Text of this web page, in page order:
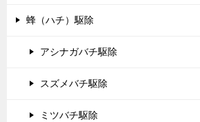
蜂（ハチ）駆除
アシナガバチ駆除
スズメバチ駆除
ミツバチ駆除